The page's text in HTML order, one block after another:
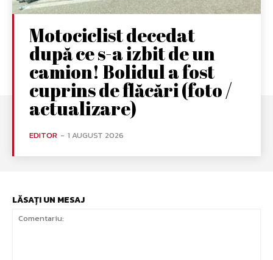
Motociclist decedat
după ce s-a izbit de un
camion! Bolidul a fost
cuprins de flăcări (foto /
actualizare)
EDITOR - 1 AUGUST 2026
LĂSAȚI UN MESAJ